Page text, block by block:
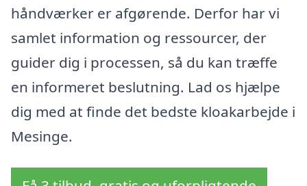
håndværker er afgørende. Derfor har vi
samlet information og ressourcer, der
guider dig i processen, så du kan træffe
en informeret beslutning. Lad os hjælpe
dig med at finde det bedste kloakarbejde i
Mesinge.